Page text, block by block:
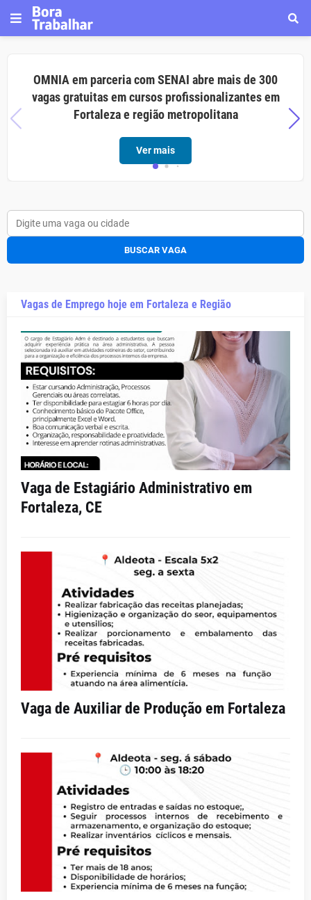
OMNIA em parceria com SENAI abre mais de 300
vagas gratuitas em cursos profissionalizantes em
Fortaleza e região metropolitana
Ver mais
BUSCAR VAGA
Vagas de Emprego hoje em Fortaleza e Região
Vaga de Estagiário Administrativo em
Fortaleza, CE
Vaga de Auxiliar de Produção em Fortaleza